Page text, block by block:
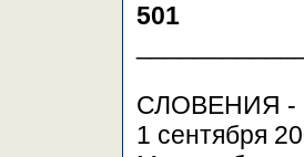
501
СЛОВЕНИЯ -
1 сентября